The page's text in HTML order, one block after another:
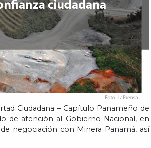
Ciudadana – Capítulo Panameño de
de atención al Gobierno Nacional, en
negociación con Minera Panamá, así